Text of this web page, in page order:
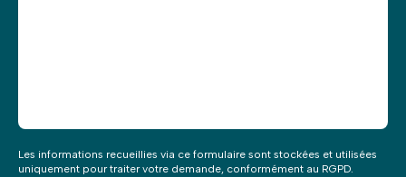
Les informations recueillies via ce formulaire sont stockées et utilisées
uniquement pour traiter votre demande, conformément au RGPD.